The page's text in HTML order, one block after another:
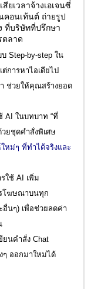
ยเวลาจ้างเอเจนซี่
คอนเท้นต์ ถ่ายรูป
ที่บริษัทที่ปรึกษา
ตลาด
Step-by-step ใน
การหาไอเดียไป
ช่วยให้คุณสร้างยอด
AI ในบทบาท “ที่
ยชุดคำสั่งพิเศษ
หม่ๆ ที่ทำได้จริงและ
ใช้ AI เพิ่ม
โฆษณาบนทุก
อื่นๆ) เพื่อช่วยลดค่า
ยนคำสั่ง Chat
ๆ ออกมาใหม่ได้